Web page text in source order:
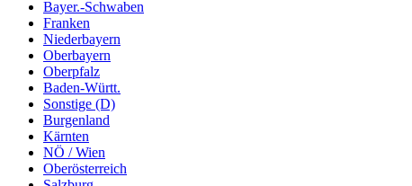
Bayer.-Schwaben
Franken
Niederbayern
Oberbayern
Oberpfalz
Baden-Württ.
Sonstige (D)
Burgenland
Kärnten
NÖ / Wien
Oberösterreich